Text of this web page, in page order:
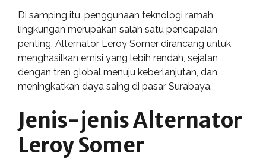
Di samping itu, penggunaan teknologi ramah
lingkungan merupakan salah satu pencapaian
penting. Alternator Leroy Somer dirancang untuk
menghasilkan emisi yang lebih rendah, sejalan
dengan tren global menuju keberlanjutan, dan
meningkatkan daya saing di pasar Surabaya.
Jenis-jenis Alternator
Leroy Somer